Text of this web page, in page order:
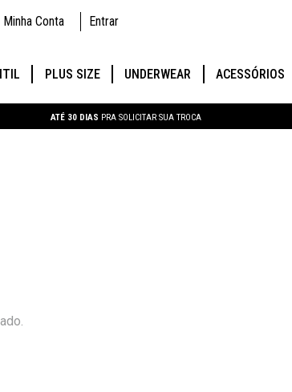
Minha Conta Entrar
PLUS SIZE UNDERWEAR ACESSÓRIOS
ATÉ 30 DIAS PRA SOLICITAR SUA TROCA